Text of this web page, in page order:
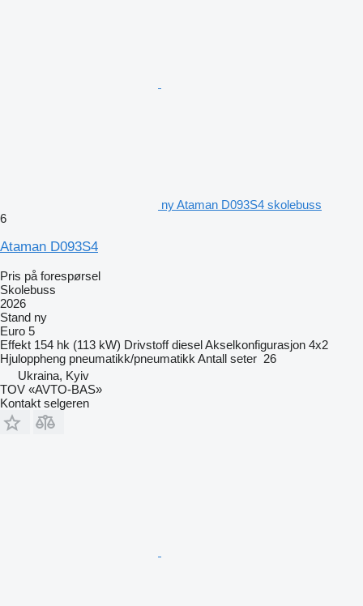
ny Ataman D093S4 skolebuss
6
Ataman D093S4
Pris på forespørsel
Skolebuss
2026
Stand ny
Euro 5
Effekt 154 hk (113 kW) Drivstoff dieselAkselkonfigurasjon 4x2
Hjuloppheng pneumatikk/pneumatikk Antall seter 26
Ukraina, Kyiv
TOV «AVTO-BAS»
Kontakt selgeren